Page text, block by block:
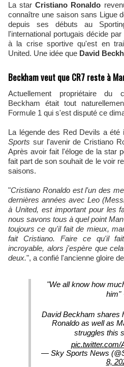
La starCristiano Ronaldo
connaître une saison sans Ligue
depuis ses débuts au
l'international portugais décide
à la crise sportive qu'est en
United. Une idée que David
Beckham veut que CR7 reste à
Actuellement propriétaire du
Beckham était tout
Formule 1 qui s'est disputé ce
La légende des Red Devils a été
Sports sur l'avenir de Cristiano
Après avoir fait l'éloge de la star
fait part de son souhait de le voir
saisons.
"Cristiano Ronaldo est l'un des
dernières années avec Leo
à United, est important pour les
nous savons tous à quel point
toujours ce qu'il fait de mieux,
fait Cristiano. Faire ce qu'il
incroyable, alors j'espère que
deux.", a confié l'ancienne gloire
"We all know how
David Beckham shares
Ronaldo as well as
struggles this
pic.twitter.com/
— Sky Sports News
8,